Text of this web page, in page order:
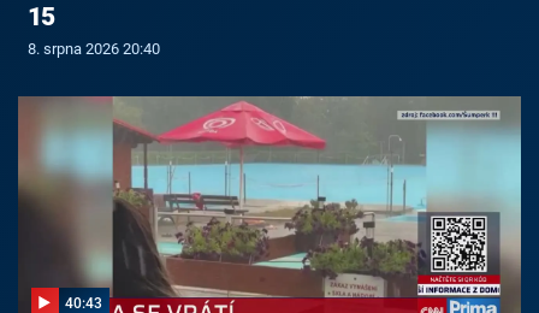
15
8. srpna 2026 20:40
40:43